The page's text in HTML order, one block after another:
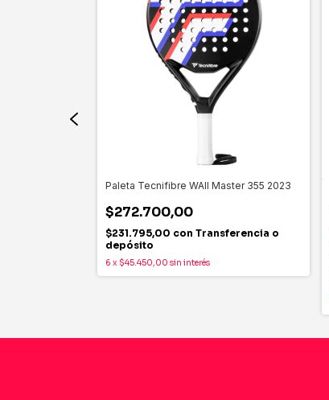
Paleta Tecnifibre WAll Master 355 2023
$272.700,00
$231.795,00 con Transferencia o
depósito
6 x $45.450,00 sin interés